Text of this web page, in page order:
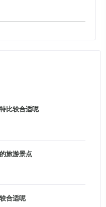
比较合适呢
旅游景点
合适呢